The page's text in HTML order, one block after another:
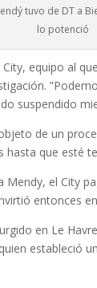
tuvo de DT a
lo potenció
equipo al
suspendido
de un
hasta que esté
Mendy, el City
entonces
en Le
estableció